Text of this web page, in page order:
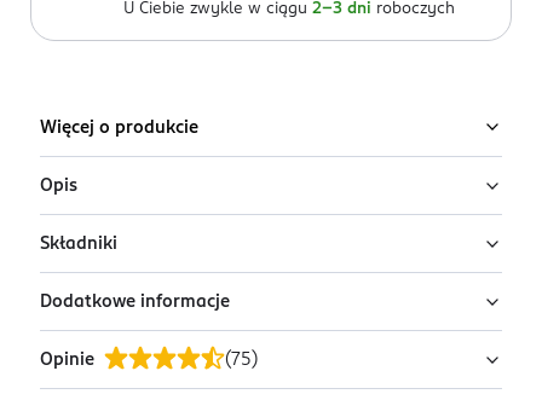
U Ciebie zwykle w ciągu 2-3 dni roboczych
Więcej o produkcie
Opis
Soniczna szczoteczka do zębów Vitammy® Platinum
polecana wszystkim przykładającym wagę do
efektywnej i systematycznej higieny jamy ustnej.
Szczególnie dla poszukujących szczoteczki sonicznej z
różnorodnymi trybami pracy.
Składniki
Zestaw zawiera:
1 szczoteczkę,
2 końcówki,
Dodatkowe informacje
PRZYGOTOWANIE I STOSOWANIE
Opinie ( 75 )